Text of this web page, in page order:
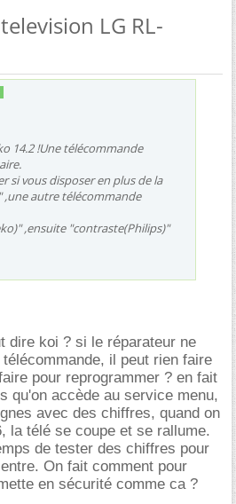
LG RL-
14.2 !Une télécommande
si vous disposer en plus de la
,une autre télécommande
,ensuite "contraste(Philips)"
dire koi ? si le réparateur ne
il peut rien faire
pour reprogrammer ? en fait
qu'on accède au service menu,
avec des chiffres, quand on
la télé se coupe et se rallume.
de tester des chiffres pour
On fait comment pour
en sécurité comme ca ?